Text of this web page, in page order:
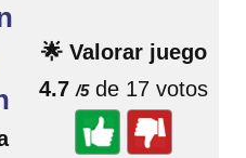
🌟 Valorar juego
4.7 /5de 17 votos